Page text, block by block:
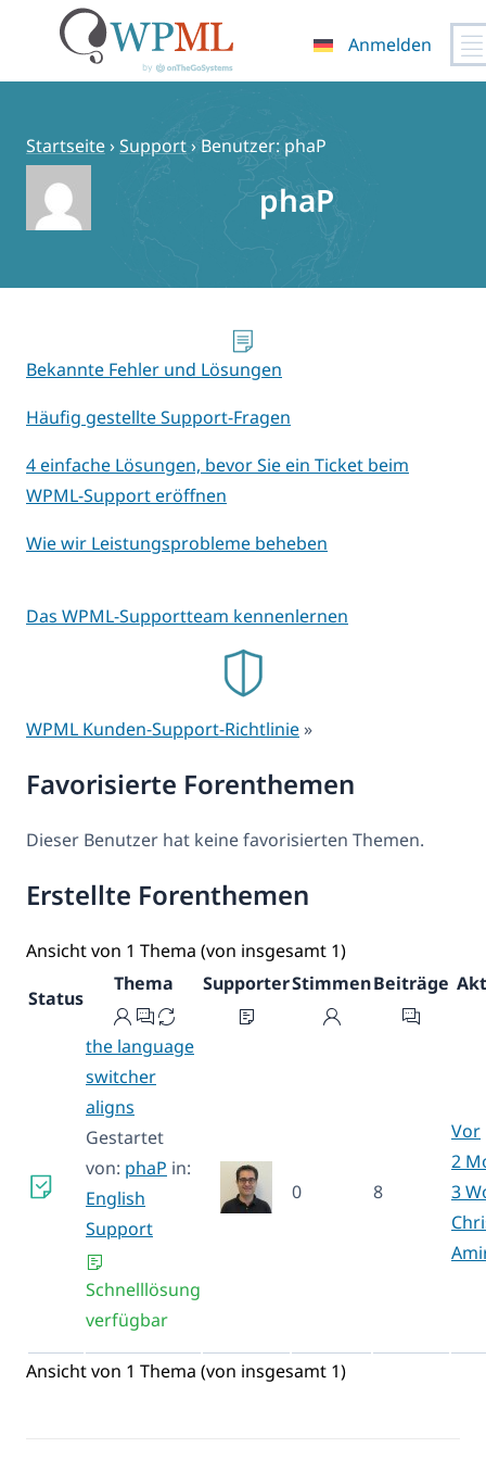
springen
Anmelden
Startseite›Support› Benutzer: phaP
phaP
Favorisierte Forenthemen
Dieser Benutzer hat keine favorisierten Themen.
Erstellte Forenthemen
Ansicht von 1 Thema (von insgesamt 1)
Status
Thema SupporterStimmenBeiträge
the language
switcher
aligns
Gestartet
von: phaP in:
English
Support
Schnelllösung
verfügbar
0 8
Vor
2
3
Ansicht von 1 Thema (von insgesamt 1)
Bekannte Fehler und Lösungen
Häufig gestellte Support-Fragen
4 einfache Lösungen, bevor Sie ein Ticket beim
WPML-Support eröffnen
Wie wir Leistungsprobleme beheben
Das WPML-Supportteam kennenlernen
WPML Kunden-Support-Richtlinie »